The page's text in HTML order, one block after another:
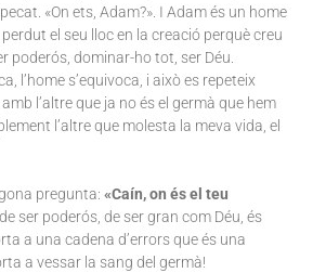
«On ets, Adam?». I Adam és un home
el seu lloc en la creació perquè creu
poderós, dominar-ho tot, ser Déu.
l’home s’equivoca, i això es repeteix
l’altre que ja no és el germà que hem
l’altre que molesta la meva vida, el
pregunta: «Caín, on és el teu
ser poderós, de ser gran com Déu, és
a una cadena d’errors que és una
a vessar la sang del germà!